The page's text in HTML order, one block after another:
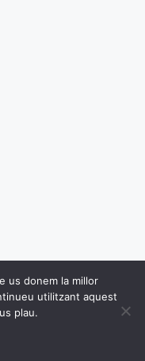
us donem la millor
utilitzant aquest
plau.